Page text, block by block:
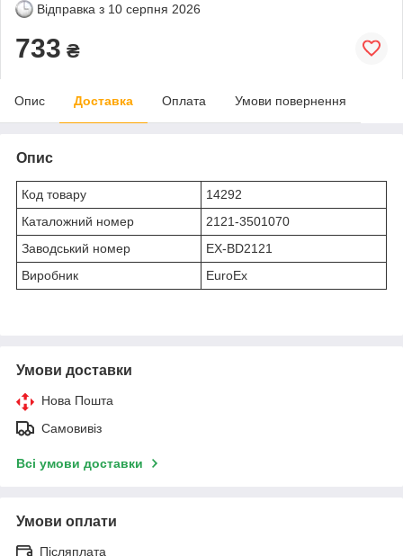
Відправка з 10 серпня 2026
733 ₴
Опис Доставка Оплата Умови повернення
Опис
Код товару
14292
Каталожний номер
2121-3501070
Заводський номер
EX-BD2121
Виробник
EuroEx
Умови доставки
Нова Пошта
Самовивіз
Всі умови доставки
Умови оплати
Післяплата